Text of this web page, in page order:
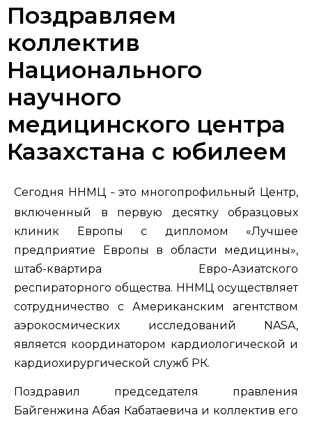
Поздравляем
коллектив
Национального
научного
медицинского центра
Казахстана с юбилеем
Сегодня ННМЦ – это многопрофильный Центр,
включенный в первую десятку образцовых
клиник Европы с дипломом «Лучшее
предприятие Европы в области медицины»,
штаб-квартира Евро-Азиатского
респираторного общества. ННМЦ осуществляет
сотрудничество с Американским агентством
аэрокосмических исследований NASA,
является координатором кардиологической и
кардиохирургической служб РК.
Поздравил председателя правления
Байгенжина Абая Кабатаевича и коллектив его